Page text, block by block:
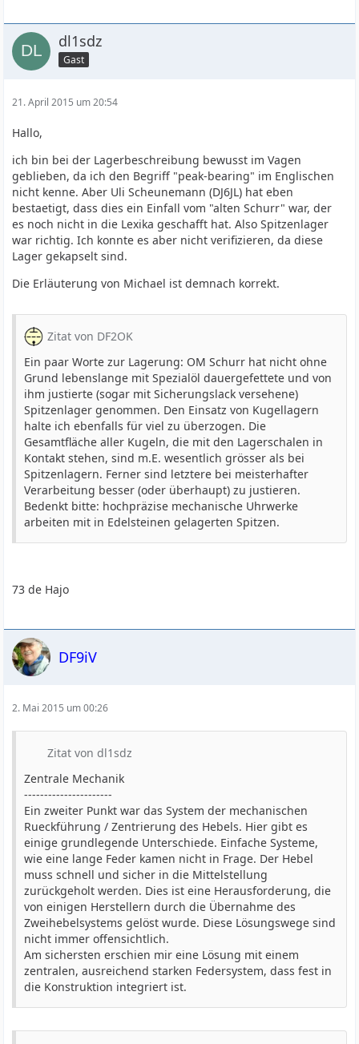
dl1sdz
Gast
21. April 2015 um 20:54
Hallo,
ich bin bei der Lagerbeschreibung bewusst im Vagen
geblieben, da ich den Begriff "peak-bearing" im Englischen
nicht kenne. Aber Uli Scheunemann (DJ6JL) hat eben
bestaetigt, dass dies ein Einfall vom "alten Schurr" war, der
es noch nicht in die Lexika geschafft hat. Also Spitzenlager
war richtig. Ich konnte es aber nicht verifizieren, da diese
Lager gekapselt sind.
Die Erläuterung von Michael ist demnach korrekt.
Zitat von DF2OK
Ein paar Worte zur Lagerung: OM Schurr hat nicht ohne
Grund lebenslange mit Spezialöl dauergefettete und von
ihm justierte (sogar mit Sicherungslack versehene)
Spitzenlager genommen. Den Einsatz von Kugellagern
halte ich ebenfalls für viel zu überzogen. Die
Gesamtfläche aller Kugeln, die mit den Lagerschalen in
Kontakt stehen, sind m.E. wesentlich grösser als bei
Spitzenlagern. Ferner sind letztere bei meisterhafter
Verarbeitung besser (oder überhaupt) zu justieren.
Bedenkt bitte: hochpräzise mechanische Uhrwerke
arbeiten mit in Edelsteinen gelagerten Spitzen.
73 de Hajo
DF9iV
2. Mai 2015 um 00:26
Zitat von dl1sdz
Zentrale Mechanik
----------------------
Ein zweiter Punkt war das System der mechanischen
Rueckführung / Zentrierung des Hebels. Hier gibt es
einige grundlegende Unterschiede. Einfache Systeme,
wie eine lange Feder kamen nicht in Frage. Der Hebel
muss schnell und sicher in die Mittelstellung
zurückgeholt werden. Dies ist eine Herausforderung, die
von einigen Herstellern durch die Übernahme des
Zweihebelsystems gelöst wurde. Diese Lösungswege sind
nicht immer offensichtlich.
Am sichersten erschien mir eine Lösung mit einem
zentralen, ausreichend starken Federsystem, dass fest in
die Konstruktion integriert ist.